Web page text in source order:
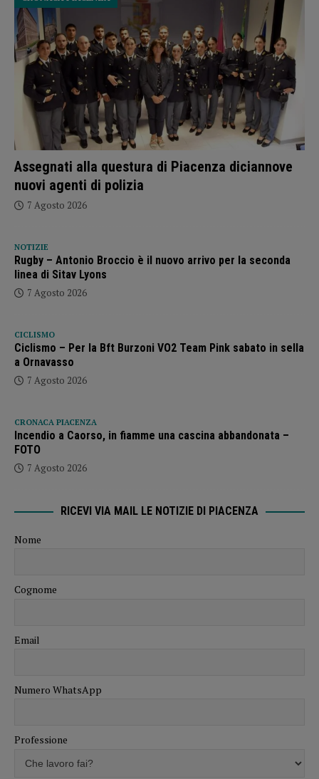
Assegnati alla questura di Piacenza diciannove
nuovi agenti di polizia
7 Agosto 2026
NOTIZIE
Rugby – Antonio Broccio è il nuovo arrivo per la seconda
linea di Sitav Lyons
7 Agosto 2026
CICLISMO
Ciclismo – Per la Bft Burzoni VO2 Team Pink sabato in sella
a Ornavasso
7 Agosto 2026
CRONACA PIACENZA
Incendio a Caorso, in fiamme una cascina abbandonata –
FOTO
7 Agosto 2026
RICEVI VIA MAIL LE NOTIZIE DI PIACENZA
Nome
Cognome
Email
Numero WhatsApp
Professione